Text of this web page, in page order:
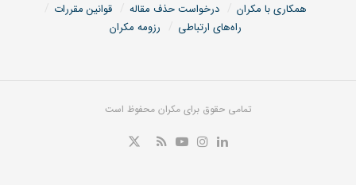
همکاری با مکران درخواست حذف مقاله
قوانین مقررات
راه‌های ارتباطی
رزومه مکران
تمامی حقوق برای مکران محفوظ است